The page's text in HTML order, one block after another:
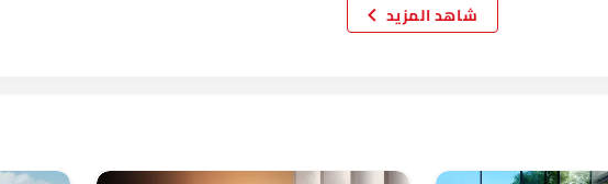
شاهد المزيد